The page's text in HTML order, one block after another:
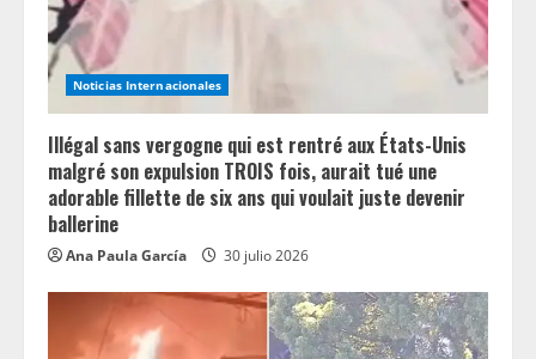
Noticias Internacionales
Illégal sans vergogne qui est rentré aux États-Unis
malgré son expulsion TROIS fois, aurait tué une
adorable fillette de six ans qui voulait juste devenir
ballerine
Ana Paula García 30 julio 2026